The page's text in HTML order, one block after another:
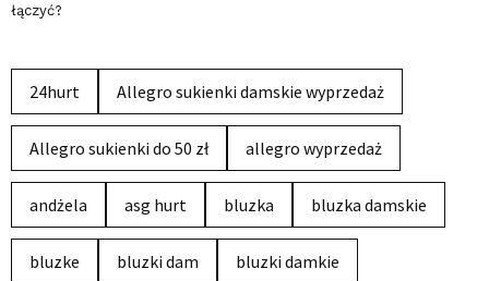
łączyć?
24hurt Allegro sukienki damskie wyprzedaż
Allegro sukienki do 50 zł allegro wyprzedaż
andżela asg hurt bluzka bluzka damskie
bluzke bluzki dam bluzki damkie